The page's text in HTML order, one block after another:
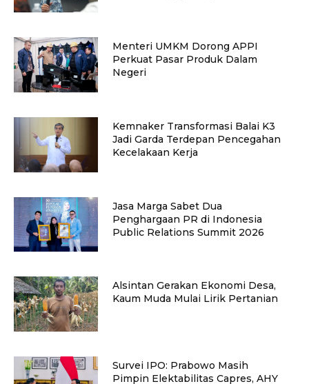
Menteri UMKM Dorong APPI
Perkuat Pasar Produk Dalam
Negeri
Kemnaker Transformasi Balai K3
Jadi Garda Terdepan Pencegahan
Kecelakaan Kerja
Jasa Marga Sabet Dua
Penghargaan PR di Indonesia
Public Relations Summit 2026
Alsintan Gerakan Ekonomi Desa,
Kaum Muda Mulai Lirik Pertanian
Survei IPO: Prabowo Masih
Pimpin Elektabilitas Capres, AHY